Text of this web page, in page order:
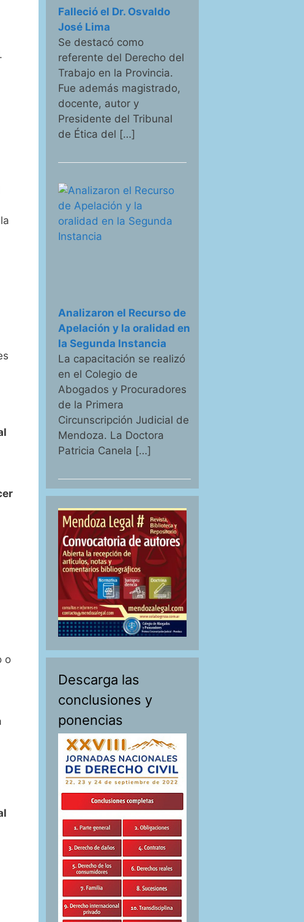
o
Falleció el Dr. Osvaldo
José Lima
Se destacó como
referente del Derecho del
Trabajo en la Provincia.
Fue además magistrado,
docente, autor y
Presidente del Tribunal
de Ética del […]
Analizaron el Recurso de
Apelación y la oralidad en
la Segunda Instancia
La capacitación se realizó
en el Colegio de
Abogados y Procuradores
de la Primera
Circunscripción Judicial de
Mendoza. La Doctora
Patricia Canela […]
Descarga las
conclusiones y
ponencias